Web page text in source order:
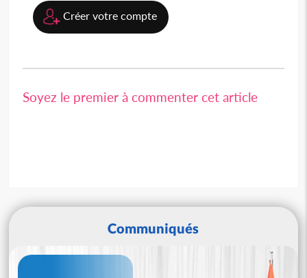
Créer votre compte
Soyez le premier à commenter cet article
Communiqués